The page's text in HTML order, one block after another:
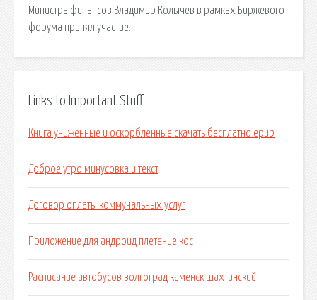
Министра финансов Владимир Колычев в рамках Биржевого
форума принял участие.
Links to Important Stuff
Книга униженные и оскорбленные скачать бесплатно epub
Доброе утро минусовка и текст
Договор оплаты коммунальных услуг
Приложение для андроид плетение кос
Расписание автобусов волгоград каменск шахтинский